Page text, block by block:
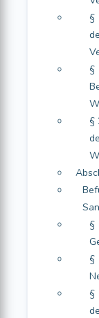
§
§
§
§
§